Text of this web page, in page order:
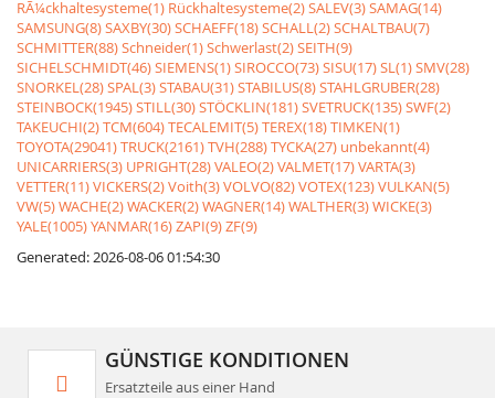
RÃ¼ckhaltesysteme(1) Rückhaltesysteme(2)SALEV(3)SAMAG(14)
SAMSUNG(8)SAXBY(30)SCHAEFF(18)SCHALL(2)SCHALTBAU(7)
SCHMITTER(88)Schneider(1)Schwerlast(2)SEITH(9)
SICHELSCHMIDT(46)SIEMENS(1)SIROCCO(73)SISU(17)SL(1)SMV(28)
SNORKEL(28)SPAL(3)STABAU(31)STABILUS(8)STAHLGRUBER(28)
STEINBOCK(1945)STILL(30)STÖCKLIN(181)SVETRUCK(135)SWF(2)
TAKEUCHI(2)TCM(604)TECALEMIT(5)TEREX(18)TIMKEN(1)
TOYOTA(29041)TRUCK(2161)TVH(288)TYCKA(27) unbekannt(4)
UNICARRIERS(3) UPRIGHT(28)VALEO(2)VALMET(17)VARTA(3)
VETTER(11)VICKERS(2)Voith(3)VOLVO(82)VOTEX(123)VULKAN(5)
VW(5)WACHE(2)WACKER(2)WAGNER(14)WALTHER(3)WICKE(3)
YALE(1005)YANMAR(16)ZAPI(9)ZF(9)
Generated: 2026-08-06 01:54:30
GÜNSTIGE KONDITIONEN
Ersatzteile aus einer Hand